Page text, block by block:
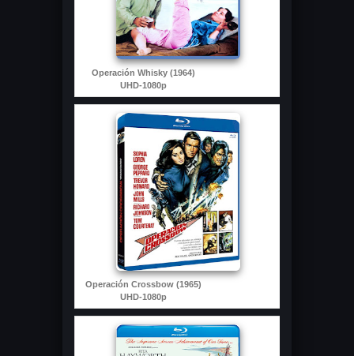
Operación Whisky (1964)
UHD-1080p
Operación Crossbow (1965)
UHD-1080p